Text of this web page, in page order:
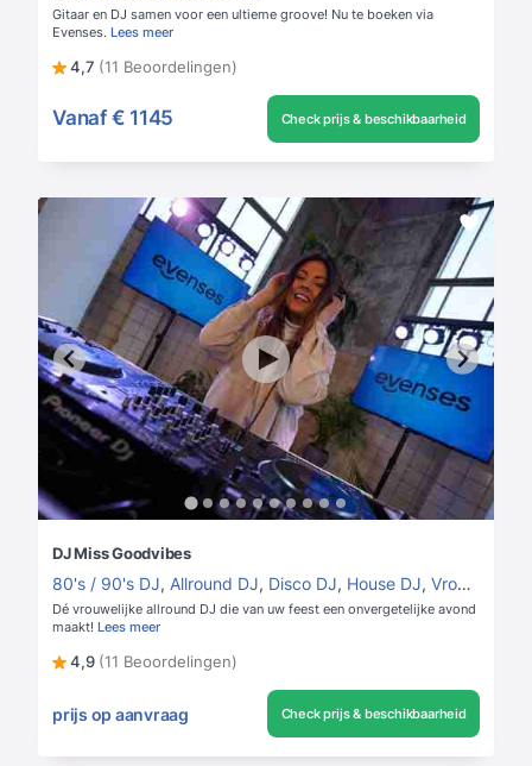
Gitaar en DJ samen voor een ultieme groove! Nu te boeken via
Evenses. Lees meer
4,7 (11 Beoordelingen)
Vanaf € 1145 Check prijs & beschikbaarheid
DJ Miss Goodvibes
80's / 90's DJ, Allround DJ, Disco DJ, House DJ, Vrouwelijke DJ
Dé vrouwelijke allround DJ die van uw feest een onvergetelijke avond
maakt! Lees meer
4,9 (11 Beoordelingen)
prijs op aanvraag Check prijs & beschikbaarheid